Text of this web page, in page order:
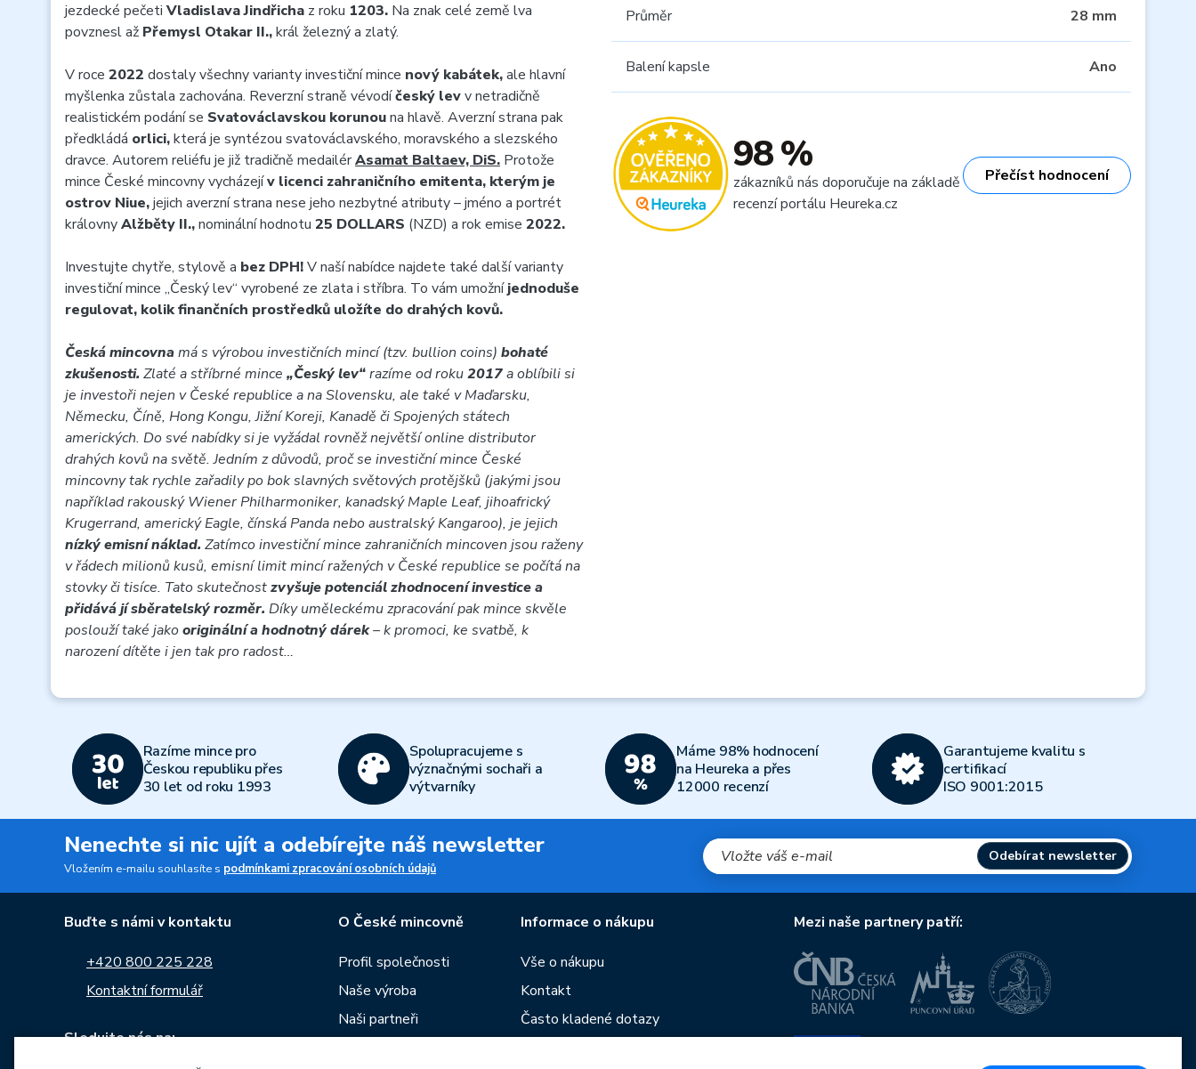
jezdecké pečeti Vladislava Jindřicha z roku 1203. Na znak celé země lva
povznesl až Přemysl Otakar II.,král železný a zlatý.
V roce 2022 dostaly všechny varianty investiční mince nový kabátek,ale hlavní
myšlenka zůstala zachována. Reverzní straně vévodíčeský levv netradičně
realistickém podání se Svatováclavskou korunouna hlavě. Averzní strana pak
předkládá orlici,která je syntézou svatováclavského, moravského a slezského
dravce. Autorem reliéfu je již tradičně medailérAsamat Baltaev, DiS. Protože
mince České mincovny vycházejív licenci zahraničního emitenta, kterým je
ostrov Niue,jejich averzní strana nese jeho nezbytné atributy – jméno a portrét
královnyAlžběty II.,nominální hodnotu 25 DOLLARS (NZD) a rok emise 2022.
Investujte chytře, stylově a bez DPH!V naší nabídce najdete také další varianty
investiční mince „Český lev“ vyrobené ze zlata i stříbra. To vám umožníjednoduše
regulovat, kolik finančních prostředků uložíte do drahých kovů.
Česká mincovna má s výrobou investičních mincí (tzv. bullion coins) bohaté
zkušenosti. Zlaté a stříbrné mince „Český lev“razíme od roku2017a oblíbili si
je investoři nejen v České republice a na Slovensku, ale také v Maďarsku,
Německu, Číně, Hong Kongu, Jižní Koreji, Kanadě či Spojených státech
amerických. Do své nabídky si je vyžádal rovněž největší online distributor
drahých kovů na světě. Jedním z důvodů, proč se investiční mince České
mincovny tak rychle zařadily po bok slavných světových protějšků (jakými jsou
například rakouský Wiener Philharmoniker, kanadský Maple Leaf, jihoafrický
Krugerrand, americký Eagle, čínská Panda nebo australský Kangaroo), je jejich
nízký emisní náklad. Zatímco investiční mince zahraničních mincoven jsou raženy
v řádech milionů kusů, emisní limit mincí ražených v České republice se počítá na
stovky či tisíce. Tato skutečnostzvyšuje potenciál zhodnocení investice a
přidává jí sběratelský rozměr. Díky uměleckému zpracování pak mince skvěle
poslouží také jakooriginální a hodnotný dárek– k promoci, ke svatbě, k
narození dítěte i jen tak pro radost…
Průměr 28 mm
Balení kapsle Ano
98 %
zákazníků nás doporučuje na základě
recenzí portálu Heureka.cz
Přečíst hodnocení
Razíme mince pro
Českou republiku přes
30 let od roku 1993
Spolupracujeme s
význačnými sochaři a
výtvarníky
Máme 98% hodnocení
na Heureka a přes
12000 recenzí
Garantujeme kvalitu s
certifikací
ISO 9001:2015
Nenechte si nic ujít a odebírejte náš newsletter
Vložením e-mailu souhlasíte s podmínkami zpracování osobních údajů
Odebírat newsletter
Buďte s námi v kontaktu
+420 800 225 228
Kontaktní formulář
Sledujte nás na:
O České mincovně
Profil společnosti
Naše výroba
Naši partneři
Informace o nákupu
Vše o nákupu
Kontakt
Často kladené dotazy
Mezi naše partnery patří: